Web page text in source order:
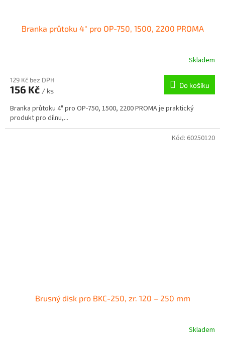
Branka průtoku 4" pro OP-750, 1500, 2200 PROMA
Skladem
129 Kč bez DPH
156 Kč / ks
Do košíku
Branka průtoku 4" pro OP-750, 1500, 2200 PROMA je praktický
produkt pro dílnu,...
Brusný disk pro BKC-250, zr. 120 – 250 mm
Skladem
Kód: 60250120